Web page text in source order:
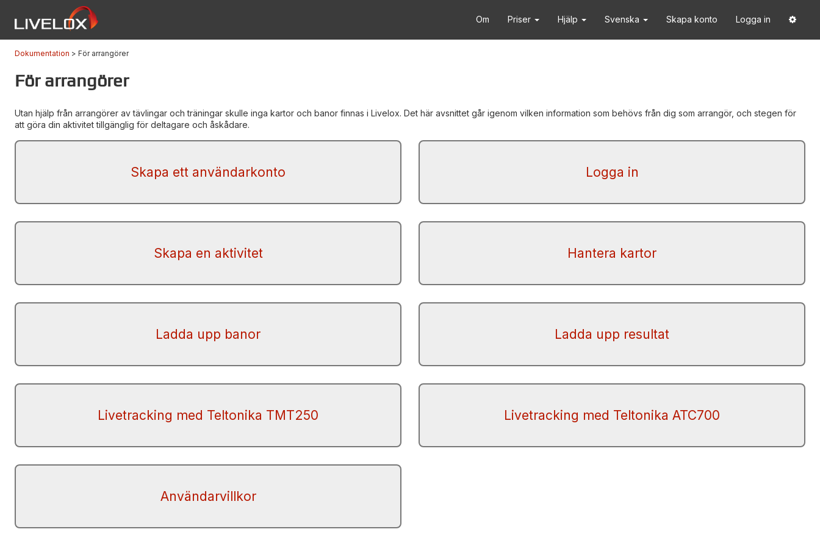
Om Priser Hjälp Svenska Skapa konto Logga in
Dokumentation För arrangörer
För arrangörer
Utan hjälp från arrangörer av tävlingar och träningar skulle inga kartor och banor finnas i Livelox. Det här avsnittet går igenom vilken information som behövs från dig som arrangör, och stegen för
att göra din aktivitet tillgänglig för deltagare och åskådare.
Skapa ett användarkonto Logga in
Skapa en aktivitet Hantera kartor
Ladda upp banor Ladda upp resultat
Livetracking med Teltonika TMT250 Livetracking med Teltonika ATC700
Användarvillkor